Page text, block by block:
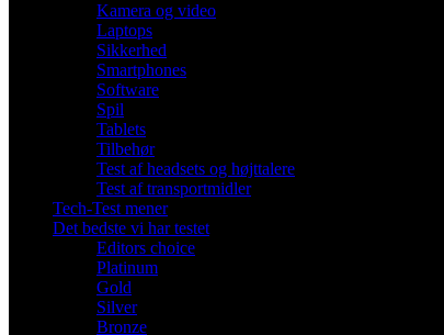
Kamera og video
Laptops
Sikkerhed
Smartphones
Software
Spil
Tablets
Tilbehør
Test af headsets og højttalere
Test af transportmidler
Tech-Test mener
Det bedste vi har testet
Editors choice
Platinum
Gold
Silver
Bronze